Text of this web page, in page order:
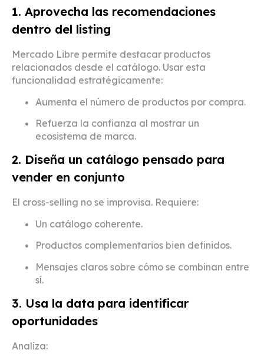
1. Aprovecha las recomendaciones
dentro del listing
Mercado Libre permite destacar productos
relacionados desde el catálogo. Usar esta
funcionalidad estratégicamente:
Aumenta el número de productos por compra.
Refuerza la confianza al mostrar un
ecosistema de marca.
2. Diseña un catálogo pensado para
vender en conjunto
El cross-selling no se improvisa. Requiere:
Un catálogo coherente.
Productos complementarios bien definidos.
Mensajes claros sobre cómo se combinan entre
sí.
3. Usa la data para identificar
oportunidades
Analiza: